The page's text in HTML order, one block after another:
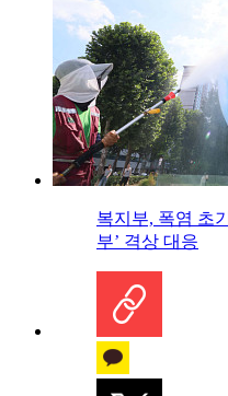
복지부, 폭염 초
부’ 격상 대응